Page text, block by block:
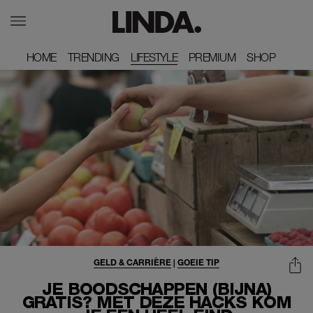
HOME
HOME TRENDING
TRENDING LIFESTYLE PREMIUM
PREMIUM SHOP
SHOP
JE BOODSCHAPPEN (BIJNA)
GRATIS? MET DEZE HACKS KOM
GELD & CARRIÈRE | GOEIE TIP